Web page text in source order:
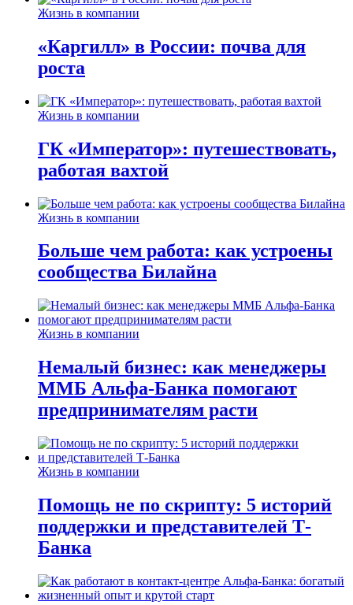
Жизнь в компании
«Каргилл» в России: почва для
роста
Жизнь в компании
ГК «Император»: путешествовать,
работая вахтой
Жизнь в компании
Больше чем работа: как устроены
сообщества Билайна
Жизнь в компании
Немалый бизнес: как менеджеры
ММБ Альфа-Банка помогают
предпринимателям расти
Жизнь в компании
Помощь не по скрипту: 5 историй
поддержки и представителей Т-
Банка